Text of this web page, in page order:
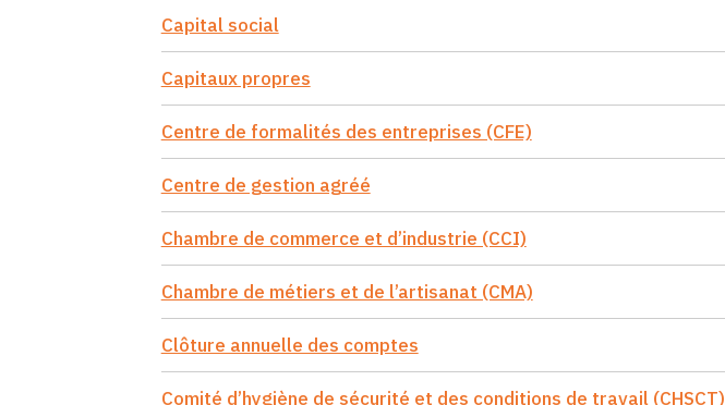
Capital social
Capitaux propres
Centre de formalités des entreprises (CFE)
Centre de gestion agréé
Chambre de commerce et d’industrie (CCI)
Chambre de métiers et de l’artisanat (CMA)
Clôture annuelle des comptes
Comité d’hygiène de sécurité et des conditions de travail (CHSCT)